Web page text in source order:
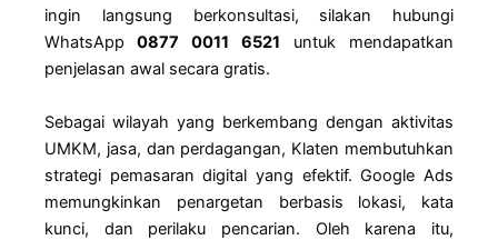
ingin langsung berkonsultasi, silakan hubungi
WhatsApp 0877 0011 6521 untuk mendapatkan
penjelasan awal secara gratis.
Sebagai wilayah yang berkembang dengan aktivitas
UMKM, jasa, dan perdagangan, Klaten membutuhkan
strategi pemasaran digital yang efektif. Google Ads
memungkinkan penargetan berbasis lokasi, kata
kunci, dan perilaku pencarian. Oleh karena itu,